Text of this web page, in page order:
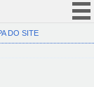
(COVID-19)
DO SITE